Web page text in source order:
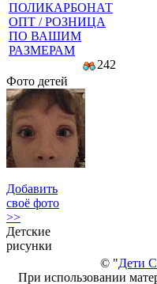
ПОЛИКАРБОНАТ
ОПТ / РОЗНИЦА
ПО ВАШИМ
РАЗМЕРАМ
242
Фото детей
Добавить
своё фото
>>
Детские
рисунки
© "Дети
При использовании